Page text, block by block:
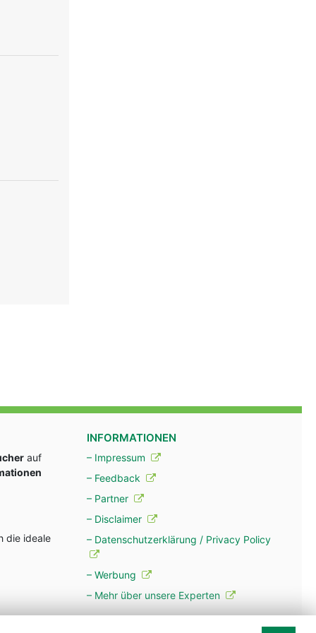
auf
die ideale
INFORMATIONEN
– Impressum
– Feedback
– Partner
– Disclaimer
– Datenschutzerklärung / Privacy Policy
– Werbung
– Mehr über unsere Experten